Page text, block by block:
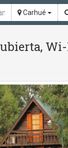
Carhué